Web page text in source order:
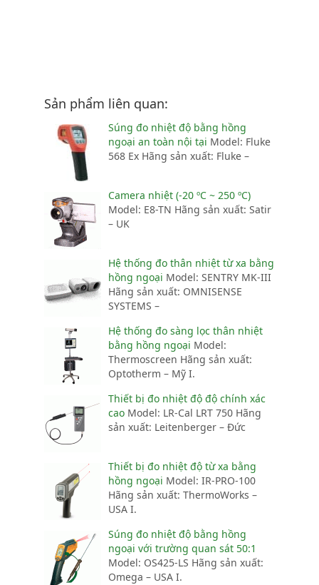
Sản phẩm liên quan:
Súng đo nhiệt độ bằng hồng
ngoại an toàn nội tại Model: Fluke
568 Ex Hãng sản xuất: Fluke –
Camera nhiệt (-20 ºC ~ 250 ºC)
Model: E8-TN Hãng sản xuất: Satir
– UK
Hệ thống đo thân nhiệt từ xa bằng
hồng ngoại Model: SENTRY MK-III
Hãng sản xuất: OMNISENSE
SYSTEMS –
Hệ thống đo sàng lọc thân nhiệt
bằng hồng ngoại Model:
Thermoscreen Hãng sản xuất:
Optotherm – Mỹ I.
Thiết bị đo nhiệt độ độ chính xác
cao Model: LR-Cal LRT 750 Hãng
sản xuất: Leitenberger – Đức
Thiết bị đo nhiệt độ từ xa bằng
hồng ngoại Model: IR-PRO-100
Hãng sản xuất: ThermoWorks –
USA I.
Súng đo nhiệt độ bằng hồng
ngoại với trường quan sát 50:1
Model: OS425-LS Hãng sản xuất:
Omega – USA I.